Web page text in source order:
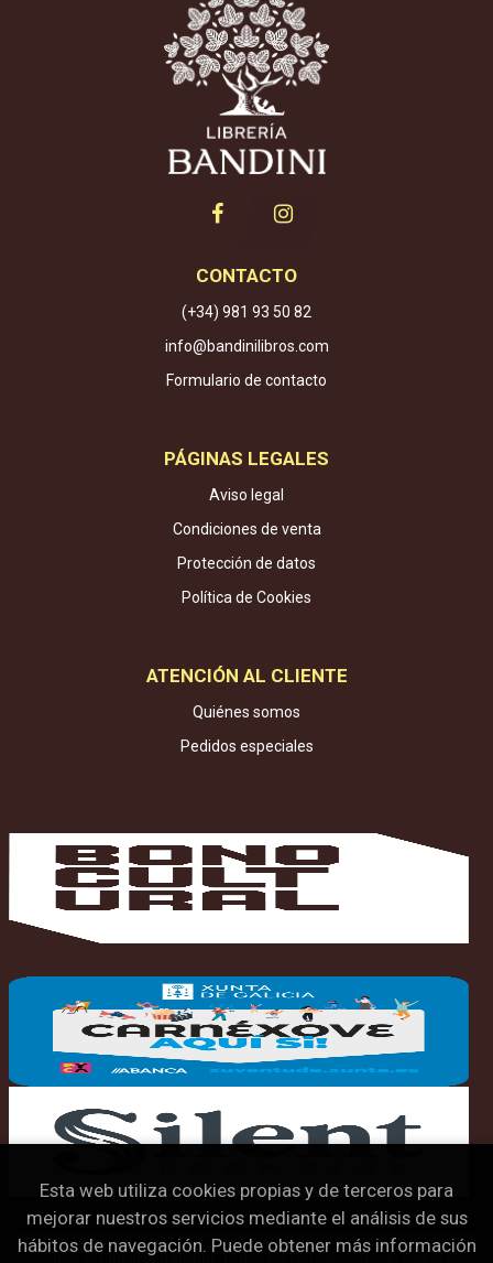
CONTACTO
(+34) 981 93 50 82
info@bandinilibros.com
Formulario de contacto
PÁGINAS LEGALES
Aviso legal
Condiciones de venta
Protección de datos
Política de Cookies
ATENCIÓN AL CLIENTE
Quiénes somos
Pedidos especiales
Librería Bandini
Esta web utiliza cookies propias y de terceros para
mejorar nuestros servicios mediante el análisis de sus
hábitos de navegación. Puede obtener más información